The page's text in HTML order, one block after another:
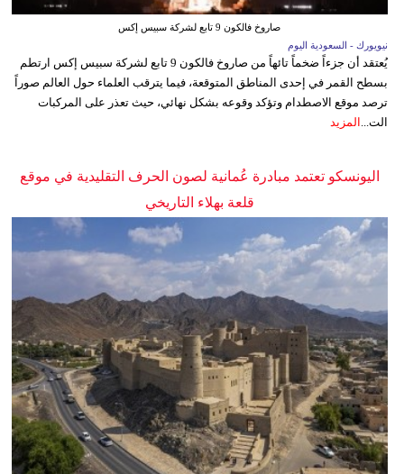
صاروخ فالكون 9 تابع لشركة سبيس إكس
نيويورك - السعودية اليوم
يُعتقد أن جزءاً ضخماً تائهاً من صاروخ فالكون 9 تابع لشركة سبيس إكس ارتطم
بسطح القمر في إحدى المناطق المتوقعة، فيما يترقب العلماء حول العالم صوراً
ترصد موقع الاصطدام وتؤكد وقوعه بشكل نهائي، حيث تعذر على المركبات
الت...
المزيد
اليونسكو تعتمد مبادرة عُمانية لصون الحرف التقليدية في موقع
قلعة بهلاء التاريخي